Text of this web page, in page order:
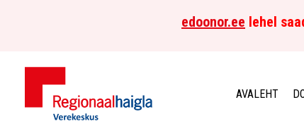
edoonor.ee lehel
AVALEHT